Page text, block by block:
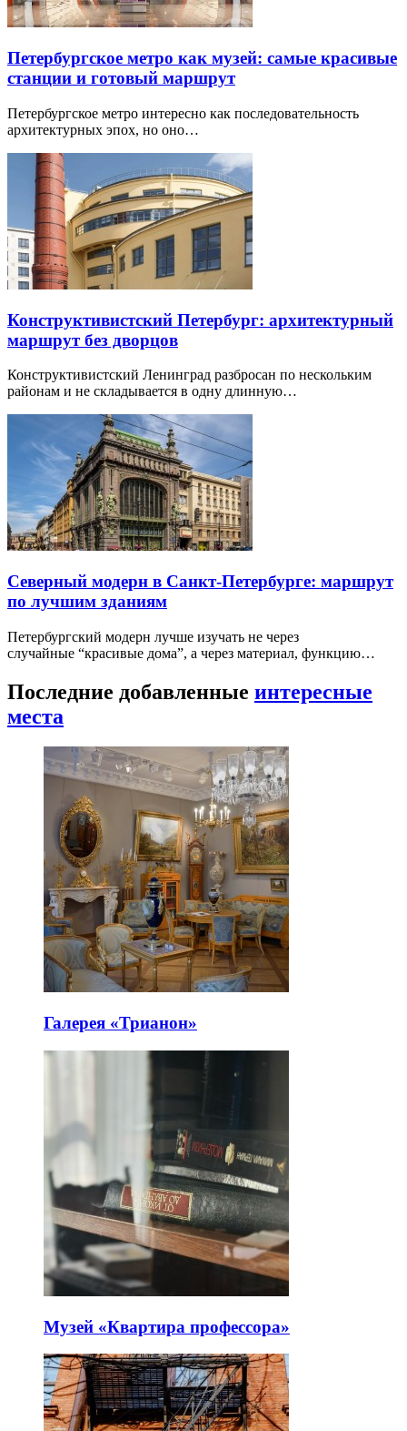
Петербургское метро как музей: самые красивые
станции и готовый маршрут
Петербургское метро интересно как последовательность
архитектурных эпох, но оно…
Конструктивистский Петербург: архитектурный
маршрут без дворцов
Конструктивистский Ленинград разбросан по нескольким
районам и не складывается в одну длинную…
Северный модерн в Санкт-Петербурге: маршрут
по лучшим зданиям
Петербургский модерн лучше изучать не через
случайные “красивые дома”, а через материал, функцию…
Последние добавленные интересные
места
Галерея «Трианон»
Музей «Квартира профессора»